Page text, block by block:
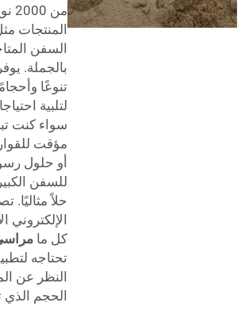
من
المنتجات
السفن
بالجملة.
تنوعًا
لتلبية
سواء كنت
مؤقت
أو حلول
للسفن
حلاً مثاليًا.
الإلكتروني
كل ما
تحتاجه
النظر عن
الحجم الذي